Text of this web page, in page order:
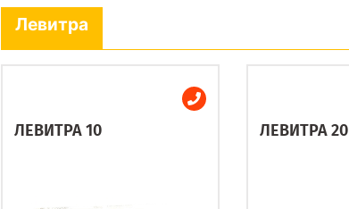
Левитра
ЛЕВИТРА 10 ЛЕВИТРА 20